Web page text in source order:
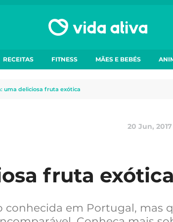
RECEITAS FITNESS MÃES E BEBÉS
uma deliciosa fruta exótica
20 Jun, 2017
fruta exótica
em Portugal, mas